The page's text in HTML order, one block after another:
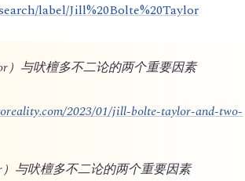
label/Jill%20Bolte%20Taylor
）与吠檀多不二论的两个重要因素
2023/01/jill-bolte-taylor-and-two-
）与吠檀多不二论的两个重要因素